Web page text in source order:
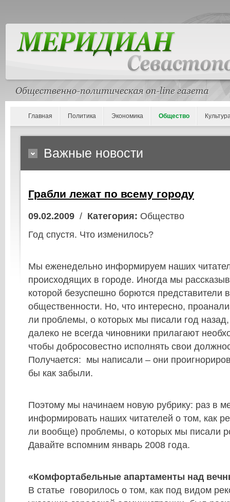
Главная Политика Экономика Общество
Важные новости
Грабли лежат по всему городу
09.02.2009 / Категория: Общество
Год спустя. Что изменилось?
Мы еженедельно информируем наших
происходящих в городе. Иногда мы
которой безуспешно борются представители
общественности. Но, что интересно,
ли проблемы, о которых мы писали год
далеко не всегда чиновники прилагают
чтобы добросовестно исполнять свои
Получается: мы написали – они
бы как забыли.
Поэтому мы начинаем новую рубрику: раз в
информировать наших читателей о том, как
ли вообще) проблемы, о которых мы писали
Давайте вспомним январь 2008 года.
«Комфортабельные апартаменты над
В статье говорилось о том, как под видом